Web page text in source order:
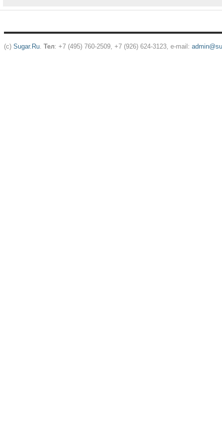
(c) Sugar.Ru. Тел: +7 (495) 760-2509, +7 (926) 624-3123, e-mail: